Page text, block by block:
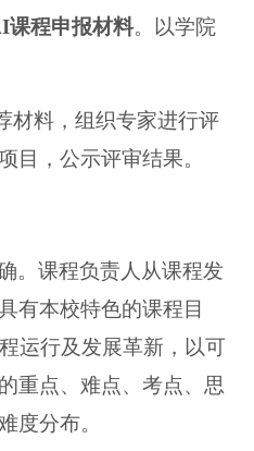
课程申报材料。以学院
材料，组织专家进行评
目，公示评审结果。
。课程负责人从课程发
有本校特色的课程目
运行及发展革新，以可
重点、难点、考点、思
度分布。